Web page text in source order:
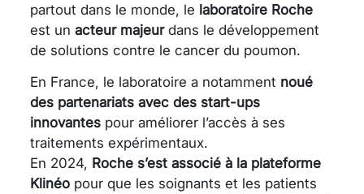
partout dans le monde, le laboratoire Roche
est un acteur majeurdans le développement
de solutions contre le cancer du poumon.
En France, le laboratoire a notamment noué
des partenariats avec des start-ups
innovantes pour améliorer l’accès à ses
traitements expérimentaux.
En 2024, Roche s’est associé à la plateforme
Klinéo pour que les soignants et les patients